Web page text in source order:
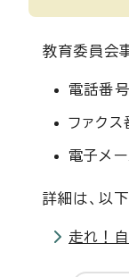
教育委員会
電話番
ファク
電子メ
詳細は、以
走れ！